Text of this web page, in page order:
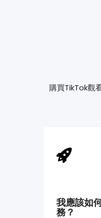
購買TikTok觀
我應該如
務？